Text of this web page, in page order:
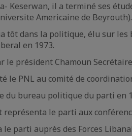
Keserwan, il a terminé ses
Americaine de Beyrouth).
tôt dans la politique, élu sur les
en 1973.
le président Chamoun
le PNL au comité de
du bureau politique du parti en
représenta le parti aux
le parti auprès des Forces